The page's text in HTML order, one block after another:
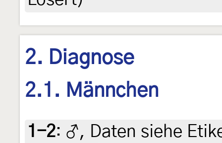
2. Diagnose
2.1. Männchen
1-2: ♂, Daten siehe